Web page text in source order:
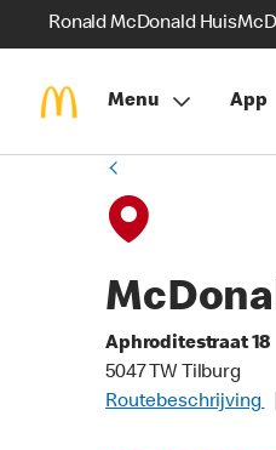
Ronald McDonald Huis
Menu App
Aphroditestraat 18
5047 TW Tilburg
Routebeschrijving